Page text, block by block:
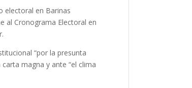
electoral en Barinas
al Cronograma Electoral en
“por la presunta
magna y ante “el clima